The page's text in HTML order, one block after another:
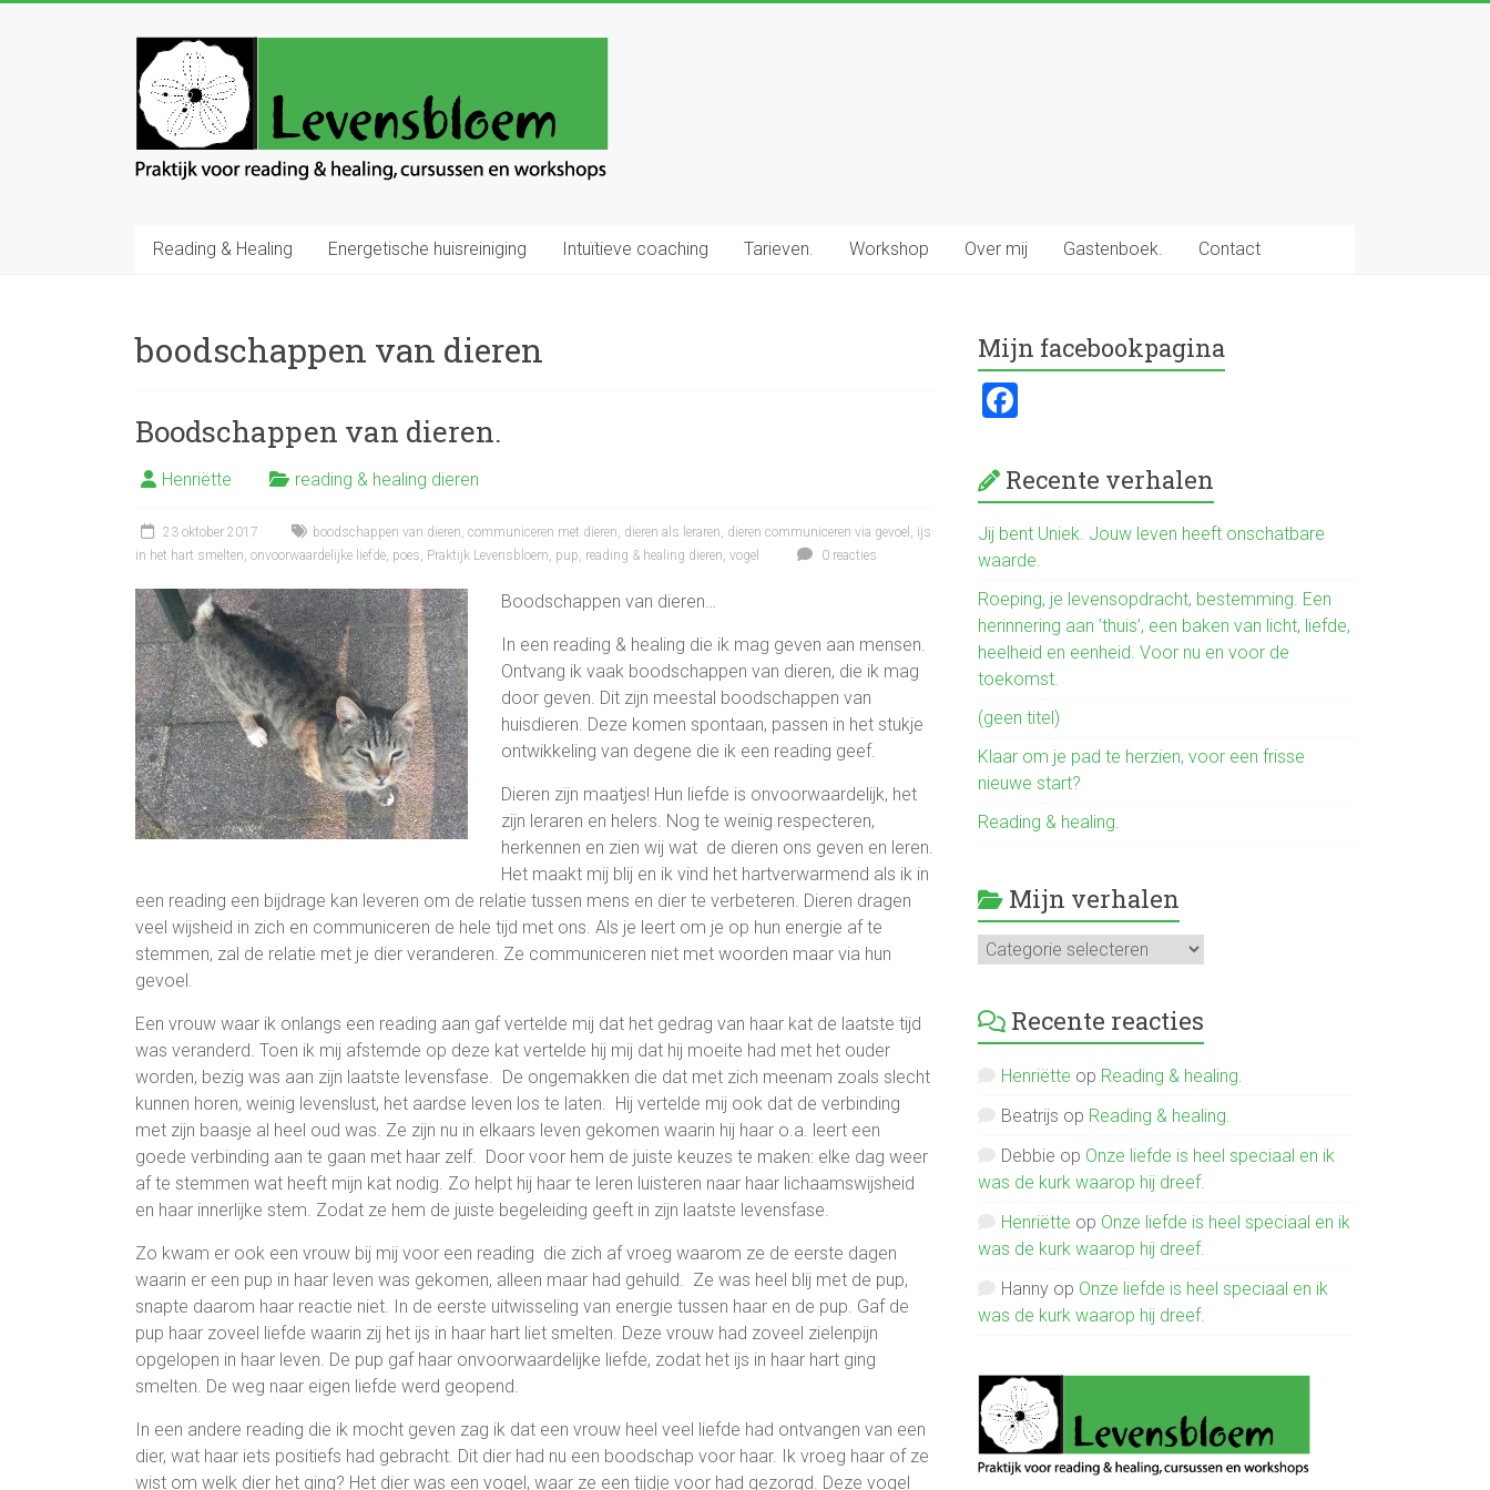
Levensbloem
Praktijk
voor
reading
Reading & Healing
Energetische huisreiniging Intuïtieve coaching Tarieven. Workshop Over mij Gastenboek. Contact
boodschappen van dieren
Boodschappen van dieren.
Henriëtte reading & healing dieren
23 oktober 2017 boodschappen van dieren, communiceren met dieren, dieren als leraren, dieren communiceren via gevoel , ijs
in het hart smelten, onvoorwaardelijke liefde, poes, Praktijk Levensbloem, pup, reading & healing dieren, vogel 0 reacties
Boodschappen van dieren…
In een reading & healing die ik mag geven aan mensen.
Ontvang ik vaak boodschappen van dieren, die ik mag
door geven. Dit zijn meestal boodschappen van
huisdieren. Deze komen spontaan, passen in het stukje
ontwikkeling van degene die ik een reading geef.
Dieren zijn maatjes! Hun liefde is onvoorwaardelijk, het
zijn leraren en helers. Nog te weinig respecteren,
herkennen en zien wij wat de dieren ons geven en leren.
Het maakt mij blij en ik vind het hartverwarmend als ik in
een reading een bijdrage kan leveren om de relatie tussen mens en dier te verbeteren. Dieren dragen
veel wijsheid in zich en communiceren de hele tijd met ons. Als je leert om je op hun energie af te
stemmen, zal de relatie met je dier veranderen. Ze communiceren niet met woorden maar via hun
gevoel.
Een vrouw waar ik onlangs een reading aan gaf vertelde mij dat het gedrag van haar kat de laatste tijd
was veranderd. Toen ik mij afstemde op deze kat vertelde hij mij dat hij moeite had met het ouder
worden, bezig was aan zijn laatste levensfase. De ongemakken die dat met zich meenam zoals slecht
kunnen horen, weinig levenslust, het aardse leven los te laten. Hij vertelde mij ook dat de verbinding
met zijn baasje al heel oud was. Ze zijn nu in elkaars leven gekomen waarin hij haar o.a. leert een
goede verbinding aan te gaan met haar zelf. Door voor hem de juiste keuzes te maken: elke dag weer
af te stemmen wat heeft mijn kat nodig. Zo helpt hij haar te leren luisteren naar haar lichaamswijsheid
en haar innerlijke stem. Zodat ze hem de juiste begeleiding geeft in zijn laatste levensfase.
Zo kwam er ook een vrouw bij mij voor een reading die zich af vroeg waarom ze de eerste dagen
waarin er een pup in haar leven was gekomen, alleen maar had gehuild. Ze was heel blij met de pup,
snapte daarom haar reactie niet. In de eerste uitwisseling van energie tussen haar en de pup. Gaf de
pup haar zoveel liefde waarin zij het ijs in haar hart liet smelten. Deze vrouw had zoveel zielenpijn
opgelopen in haar leven. De pup gaf haar onvoorwaardelijke liefde, zodat het ijs in haar hart ging
smelten. De weg naar eigen liefde werd geopend.
In een andere reading die ik mocht geven zag ik dat een vrouw heel veel liefde had ontvangen van een
dier, wat haar iets positiefs had gebracht. Dit dier had nu een boodschap voor haar. Ik vroeg haar of ze
wist om welk dier het ging? Het dier was een vogel, waar ze een tijdje voor had gezorgd. Deze vogel
Mijn facebookpagina
ce
b
o
ok
Recente verhalen
Jij bent Uniek. Jouw leven heeft onschatbare
waarde.
Roeping, je levensopdracht, bestemming. Een
herinnering aan ’thuis’, een baken van licht, liefde,
heelheid en eenheid. Voor nu en voor de
toekomst.
(geen titel)
Klaar om je pad te herzien, voor een frisse
nieuwe start?
Reading & healing.
Mijn verhalen
Mijn
verhalen
Recente reacties
Henriëtte op Reading & healing.
Beatrijs op Reading & healing.
Debbie op Onze liefde is heel speciaal en ik
was de kurk waarop hij dreef.
Henriëtte op Onze liefde is heel speciaal en ik
was de kurk waarop hij dreef.
Hanny op Onze liefde is heel speciaal en ik
was de kurk waarop hij dreef.